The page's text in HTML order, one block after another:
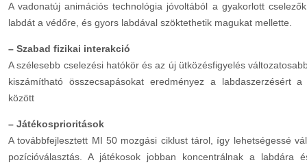
A vadonatúj animációs technológia jóvoltából a gyakorlott
labdát a védőre, és gyors labdával szöktethetik magukat mellette.
– Szabad fizikai interakció
A szélesebb cselezési hatókör és az új ütközésfigyelés
kiszámítható összecsapásokat eredményez a labdaszerzésért
között
– Játékosprioritások
A továbbfejlesztett MI 50 mozgási ciklust tárol, így lehetségessé
pozícióválasztás. A játékosok jobban koncentrálnak a labdára